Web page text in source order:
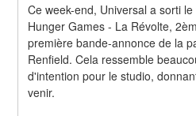
Ce week-end, Universal a sorti
Hunger Games - La Révolte,
première bande-annonce de la
Renfield. Cela ressemble
d'intention pour le studio,
venir.